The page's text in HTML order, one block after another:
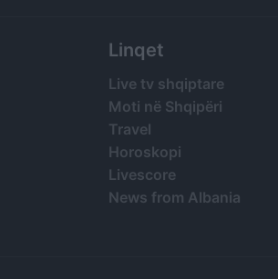
Linqet
Live tv shqiptare
Moti në Shqipëri
Travel
Horoskopi
Livescore
News from Albania